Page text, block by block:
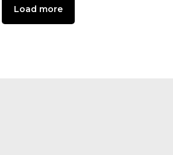
Load more